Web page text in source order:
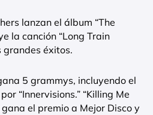
lanzan el álbum “The
la canción “Long Train
grandes éxitos.
5 grammys, incluyendo el
“Innervisions.” “Killing Me
el premio a Mejor Disco y